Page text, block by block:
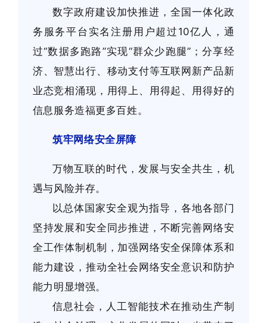
数字政府建设加快推进，全国一体化政
务服务平台实名注册用户超过10亿人，通
过“数据多跑路”实现“群众少跑腿”；分享经
济、智慧出行、移动支付等互联网新产品新
业态竞相涌现，用得上、用得起、用得好的
信息服务造福更多百姓。
筑牢网络安全屏障
万物互联的时代，发展与安全共生，机
遇与风险并存。
以总体国家安全观为指导，各地各部门
坚持发展和安全同步推进，不断完善网络安
全工作体制机制，加强网络安全保障体系和
能力建设，推动全社会网络安全意识和防护
能力明显增强。
信息社会，人工智能技术在推动生产制